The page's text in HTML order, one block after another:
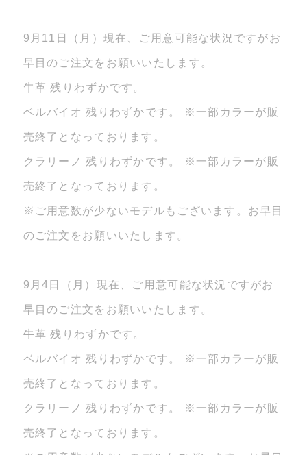
9月11日（月）現在、ご用意可能な状況ですがお
早目のご注文をお願いいたします。
牛革 残りわずかです。
ベルバイオ 残りわずかです。 ※一部カラーが販
売終了となっております。
クラリーノ 残りわずかです。 ※一部カラーが販
売終了となっております。
※ご用意数が少ないモデルもございます。お早目
のご注文をお願いいたします。
9月4日（月）現在、ご用意可能な状況ですがお
早目のご注文をお願いいたします。
牛革 残りわずかです。
ベルバイオ 残りわずかです。 ※一部カラーが販
売終了となっております。
クラリーノ 残りわずかです。 ※一部カラーが販
売終了となっております。